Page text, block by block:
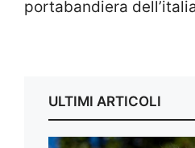
portabandiera
ULTIMI ARTICOLI